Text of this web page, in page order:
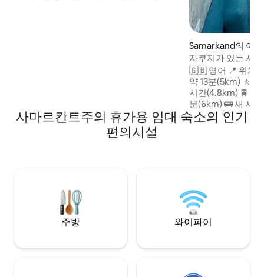
Samarkand의 아
자쿠지가 있는 사
파트.
🇬🇧 영어 📍 위치&
약 13분(5km) 🚶
시간(4.8km) 🚆 사
분(6km) 🚌 새 사
15~18분(7km) ✈️
18~20분(10km) 🕌
사마르칸트주의 휴가용 임대 숙소의 인기
편의시설
주방 와이파이